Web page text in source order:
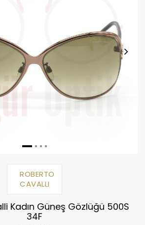
ROBERTO
CAVALLI
Kadın Güneş Gözlüğü 500S
34F